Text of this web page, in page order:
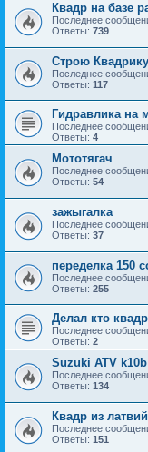
Квадр на базе
Последнее
Ответы: 739
Строю
Последнее
Ответы: 117
Гидравлика на
Последнее
Ответы: 4
Мототягач
Последнее
Ответы: 54
зажыгалка
Последнее
Ответы: 37
переделка 150
Последнее
Ответы: 255
Делал кто
Последнее
Ответы: 2
Suzuki ATV k10b
Последнее
Ответы: 134
Квадр из
Последнее
Ответы: 151